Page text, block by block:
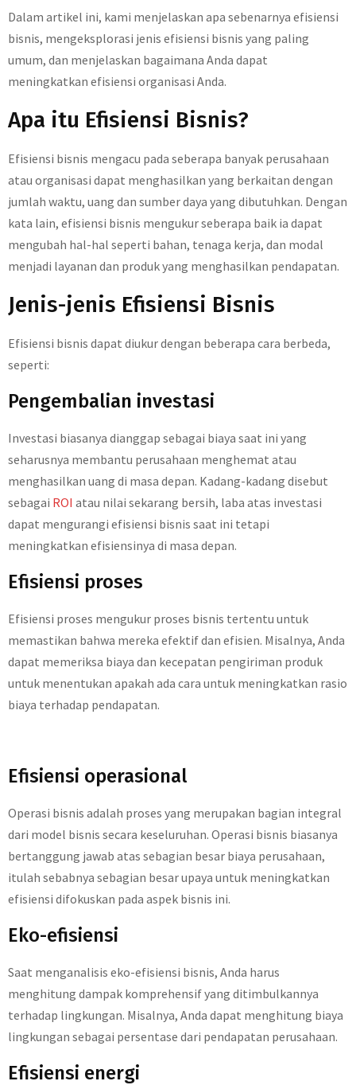
Dalam artikel ini, kami menjelaskan apa sebenarnya efisiensi
bisnis, mengeksplorasi jenis efisiensi bisnis yang paling
umum, dan menjelaskan bagaimana Anda dapat
meningkatkan efisiensi organisasi Anda.
Apa itu Efisiensi Bisnis?
Efisiensi bisnis mengacu pada seberapa banyak perusahaan
atau organisasi dapat menghasilkan yang berkaitan dengan
jumlah waktu, uang dan sumber daya yang dibutuhkan. Dengan
kata lain, efisiensi bisnis mengukur seberapa baik ia dapat
mengubah hal-hal seperti bahan, tenaga kerja, dan modal
menjadi layanan dan produk yang menghasilkan pendapatan.
Jenis-jenis Efisiensi Bisnis
Efisiensi bisnis dapat diukur dengan beberapa cara berbeda,
seperti:
Pengembalian investasi
Investasi biasanya dianggap sebagai biaya saat ini yang
seharusnya membantu perusahaan menghemat atau
menghasilkan uang di masa depan. Kadang-kadang disebut
sebagai ROI atau nilai sekarang bersih, laba atas investasi
dapat mengurangi efisiensi bisnis saat ini tetapi
meningkatkan efisiensinya di masa depan.
Efisiensi proses
Efisiensi proses mengukur proses bisnis tertentu untuk
memastikan bahwa mereka efektif dan efisien. Misalnya, Anda
dapat memeriksa biaya dan kecepatan pengiriman produk
untuk menentukan apakah ada cara untuk meningkatkan rasio
biaya terhadap pendapatan.
Efisiensi operasional
Operasi bisnis adalah proses yang merupakan bagian integral
dari model bisnis secara keseluruhan. Operasi bisnis biasanya
bertanggung jawab atas sebagian besar biaya perusahaan,
itulah sebabnya sebagian besar upaya untuk meningkatkan
efisiensi difokuskan pada aspek bisnis ini.
Eko-efisiensi
Saat menganalisis eko-efisiensi bisnis, Anda harus
menghitung dampak komprehensif yang ditimbulkannya
terhadap lingkungan. Misalnya, Anda dapat menghitung biaya
lingkungan sebagai persentase dari pendapatan perusahaan.
Efisiensi energi